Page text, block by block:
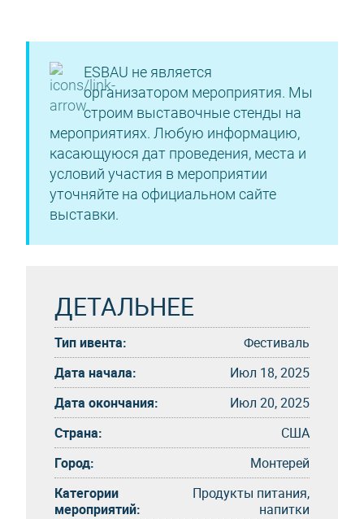
ESBAU не является
организатором мероприятия. Мы
строим выставочные стенды на
мероприятиях. Любую информацию,
касающуюся дат проведения, места и
условий участия в мероприятии
уточняйте на официальном сайте
выставки.
ДЕТАЛЬНЕЕ
Тип ивента:
Фестиваль
Дата начала:
Июл 18, 2025
Дата окончания:
Июл 20, 2025
Страна:
США
Город:
Монтерей
Категории
мероприятий:
Продукты питания,
напитки